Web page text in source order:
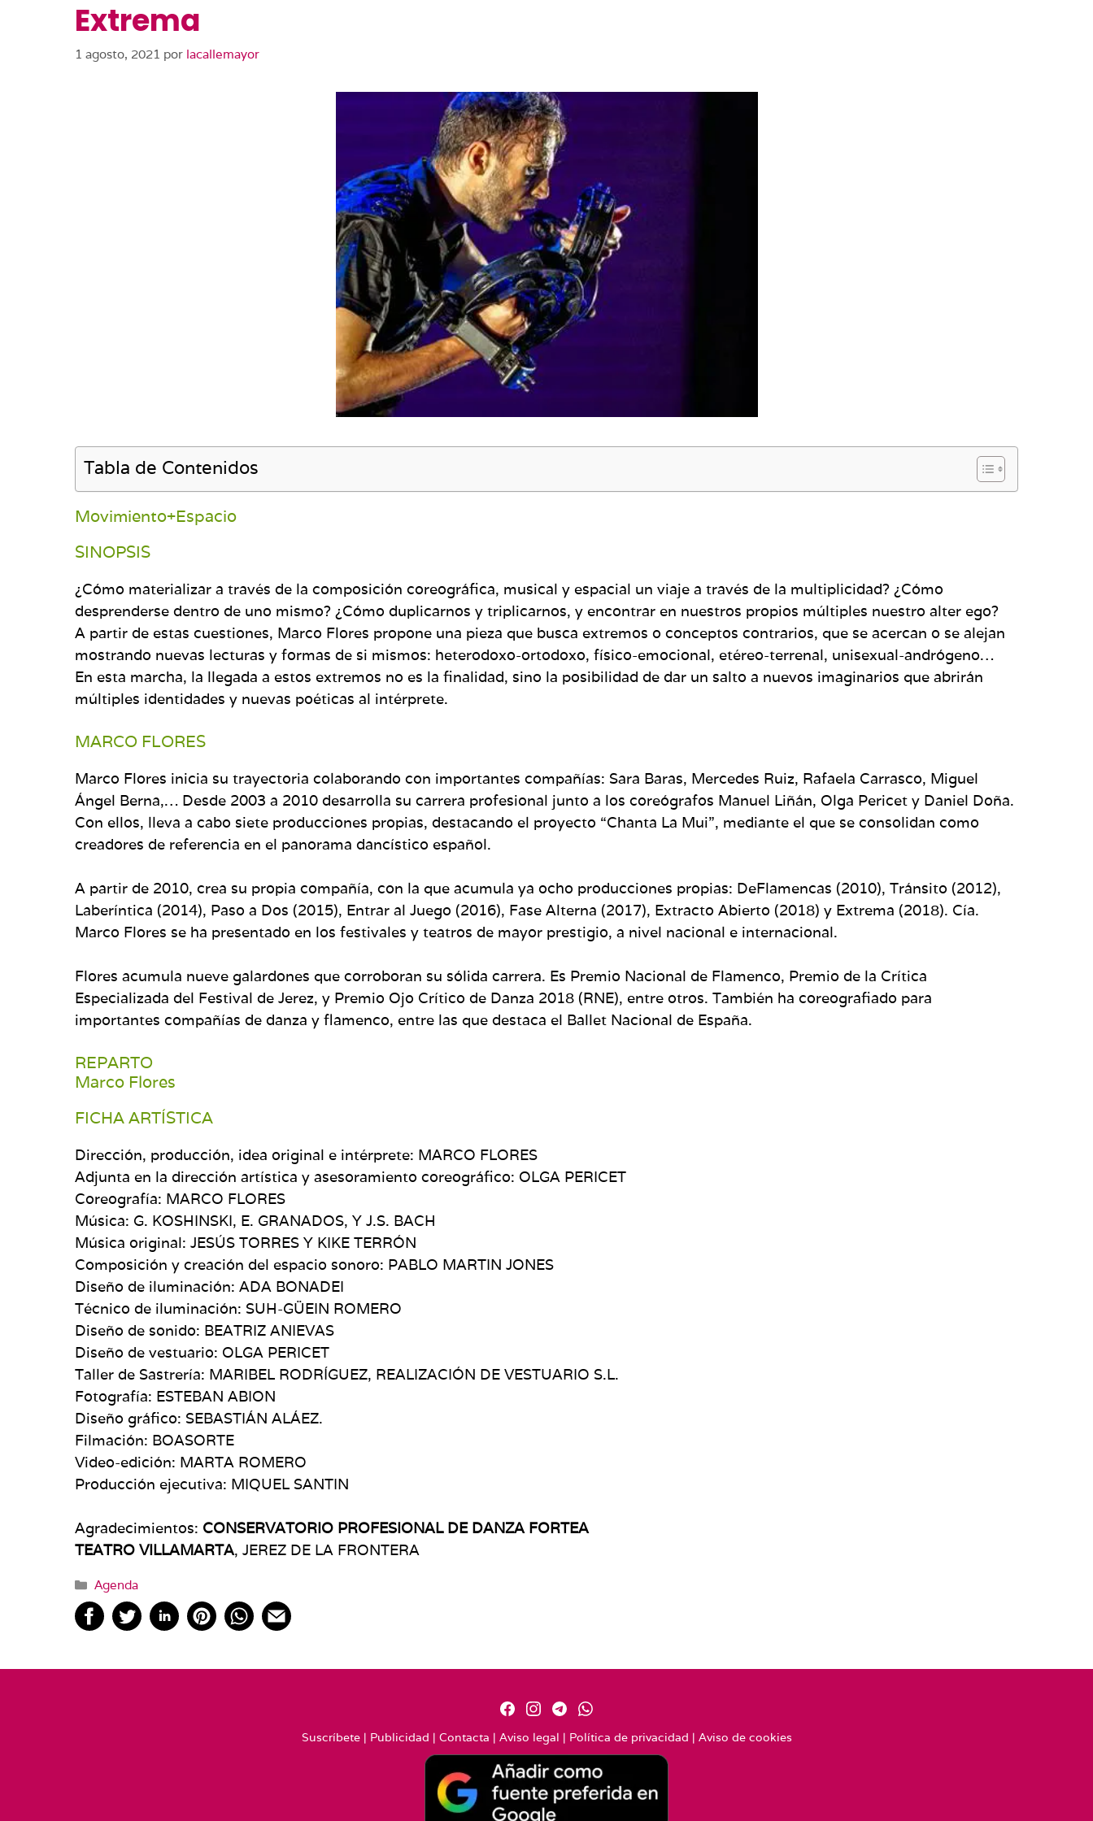
Extrema
1 agosto, 2021 por lacallemayor
Tabla de Contenidos
Movimiento+Espacio
SINOPSIS
¿Cómo materializar a través de la composición coreográfica, musical y espacial un viaje a través de la multiplicidad? ¿Cómo
desprenderse dentro de uno mismo? ¿Cómo duplicarnos y triplicarnos, y encontrar en nuestros propios múltiples nuestro alter ego?
A partir de estas cuestiones, Marco Flores propone una pieza que busca extremos o conceptos contrarios, que se acercan o se alejan
mostrando nuevas lecturas y formas de si mismos: heterodoxo-ortodoxo, físico-emocional, etéreo-terrenal, unisexual-andrógeno…
En esta marcha, la llegada a estos extremos no es la finalidad, sino la posibilidad de dar un salto a nuevos imaginarios que abrirán
múltiples identidades y nuevas poéticas al intérprete.
MARCO FLORES
Marco Flores inicia su trayectoria colaborando con importantes compañías: Sara Baras, Mercedes Ruiz, Rafaela Carrasco, Miguel
Ángel Berna,… Desde 2003 a 2010 desarrolla su carrera profesional junto a los coreógrafos Manuel Liñán, Olga Pericet y Daniel Doña.
Con ellos, lleva a cabo siete producciones propias, destacando el proyecto “Chanta La Mui”, mediante el que se consolidan como
creadores de referencia en el panorama dancístico español.
A partir de 2010, crea su propia compañía, con la que acumula ya ocho producciones propias: DeFlamencas (2010), Tránsito (2012),
Laberíntica (2014), Paso a Dos (2015), Entrar al Juego (2016), Fase Alterna (2017), Extracto Abierto (2018) y Extrema (2018). Cía.
Marco Flores se ha presentado en los festivales y teatros de mayor prestigio, a nivel nacional e internacional.
Flores acumula nueve galardones que corroboran su sólida carrera. Es Premio Nacional de Flamenco, Premio de la Crítica
Especializada del Festival de Jerez, y Premio Ojo Crítico de Danza 2018 (RNE), entre otros. También ha coreografiado para
importantes compañías de danza y flamenco, entre las que destaca el Ballet Nacional de España.
REPARTO
Marco Flores
FICHA ARTÍSTICA
Dirección, producción, idea original e intérprete: MARCO FLORES
Adjunta en la dirección artística y asesoramiento coreográfico: OLGA PERICET
Coreografía: MARCO FLORES
Música: G. KOSHINSKI, E. GRANADOS, Y J.S. BACH
Música original: JESÚS TORRES Y KIKE TERRÓN
Composición y creación del espacio sonoro: PABLO MARTIN JONES
Diseño de iluminación: ADA BONADEI
Técnico de iluminación: SUH-GÜEIN ROMERO
Diseño de sonido: BEATRIZ ANIEVAS
Diseño de vestuario: OLGA PERICET
Taller de Sastrería: MARIBEL RODRÍGUEZ, REALIZACIÓN DE VESTUARIO S.L.
Fotografía: ESTEBAN ABION
Diseño gráfico: SEBASTIÁN ALÁEZ.
Filmación: BOASORTE
Video-edición: MARTA ROMERO
Producción ejecutiva: MIQUEL SANTIN
Agradecimientos: CONSERVATORIO PROFESIONAL DE DANZA FORTEA
TEATRO VILLAMARTA, JEREZ DE LA FRONTERA
Categorías
Agenda
Suscríbete| Publicidad | Contacta | Aviso legal | Política de privacidad | Aviso de cookies